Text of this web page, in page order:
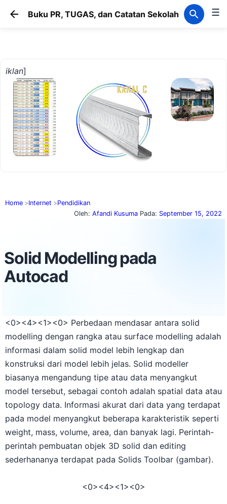
Langsung ke konten utama
Buku PR, TUGAS, dan Catatan Sekolah ☰
iklan]
Home Internet
Pendidikan
Oleh: Afandi Kusuma Pada: September 15, 2022
Solid Modelling pada
Autocad
<0><4><1><0> Perbedaan mendasar antara solid
modelling dengan rangka atau surface modelling adalah
informasi dalam solid model lebih lengkap dan
konstruksi dari model lebih jelas. Solid modeller
biasanya mengandung tipe atau data menyangkut
model tersebut, sebagai contoh adalah spatial data atau
topology data. Informasi akurat dari data yang terdapat
pada model menyangkut beberapa karakteristik seperti
weight, mass, volume, area, dan banyak lagi. Perintah-
perintah pembuatan objek 3D solid dan editing
sederhananya terdapat pada Solids Toolbar (gambar).
<0><4><1><0>